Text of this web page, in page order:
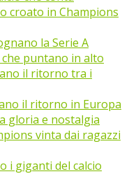
croato in Champions
la Serie A
puntano in alto
il ritorno tra i
il ritorno in Europa
gloria e nostalgia
vinta dai ragazzi
i giganti del calcio